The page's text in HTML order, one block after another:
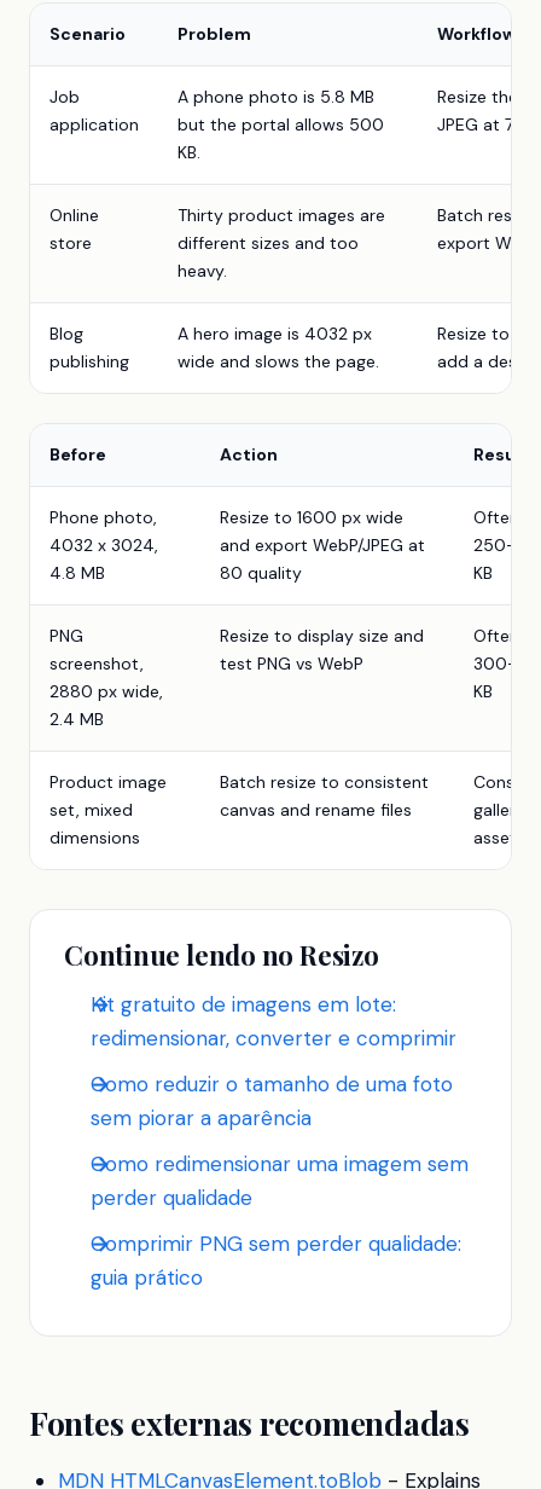
Scenario Problem Workflow
Job
application
A phone photo is 5.8 MB
but the portal allows 500
KB.
Resize the
JPEG at 78
Online
store
Thirty product images are
different sizes and too
heavy.
Batch
export
Blog
publishing
A hero image is 4032 px
wide and slows the page.
Resize to
add a
Before Action Result
Phone photo,
4032 x 3024,
4.8 MB
Resize to 1600 px wide
and export WebP/JPEG at
80 quality
Often
250-
KB
PNG
screenshot,
2880 px wide,
2.4 MB
Resize to display size and
test PNG vs WebP
Often
300-
KB
Product image
set, mixed
dimensions
Batch resize to consistent
canvas and rename files
gallery
assets
Continue lendo no Resizo
Kit gratuito de imagens em lote:
redimensionar, converter e comprimir
Como reduzir o tamanho de uma foto
sem piorar a aparência
Como redimensionar uma imagem sem
perder qualidade
Comprimir PNG sem perder qualidade:
guia prático
Fontes externas recomendadas
MDN HTMLCanvasElement.toBlob - Explains